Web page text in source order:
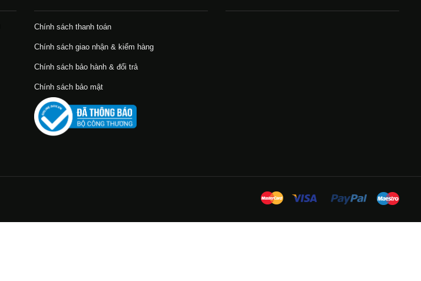
Chính sách thanh toán
Chính sách giao nhận & kiểm hàng
Chính sách bảo hành & đổi trả
Chính sách bảo mật